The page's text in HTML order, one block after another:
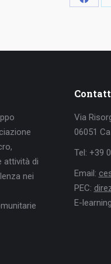
attività di
nei
Via
06051
Tel: +39
Email:
PEC:
E-